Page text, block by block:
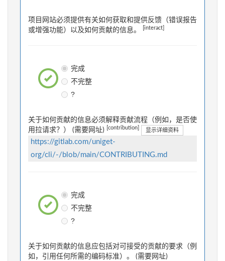
项目网站必须提供有关如何获取和提供反馈（错误报告
或增强功能）以及如何贡献的信息。
[interact]
完成
不完整
?
关于如何贡献的信息必须解释贡献流程（例如，是否使
用拉请求？） (需要网址)
[contribution] 显示详细资料
https://gitlab.com/uniget-
org/cli/-/blob/main/CONTRIBUTING.md
完成
不完整
?
关于如何贡献的信息应包括对可接受的贡献的要求（例
如，引用任何所需的编码标准）。 (需要网址)